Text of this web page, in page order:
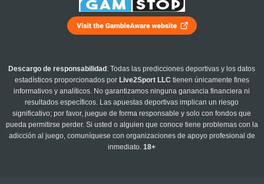
Descargo de responsabilidad : Todas las predicciones deportivas y los datos
estadísticos proporcionados por Live2Sport LLC tienen únicamente fines
informativos y analíticos. No garantizamos ninguna ganancia financiera ni
resultados específicos. Las apuestas deportivas implican un riesgo
significativo; por favor, juegue de forma responsable y solo con fondos que
pueda permitirse perder. Si usted o alguien que conoce tiene problemas con la
adicción al juego, comuníquese con organizaciones de apoyo profesional de
inmediato.18+